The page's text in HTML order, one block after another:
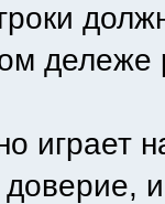
дележе
играет
доверие,